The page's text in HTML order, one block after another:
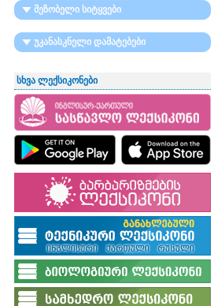
მეზობელი სიტყვები
უკანასკნელი დამატებები
სხვა ლექსიკონები